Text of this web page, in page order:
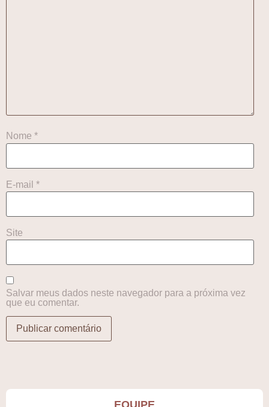
Nome *
E-mail *
Site
Salvar meus dados neste navegador para a próxima vez
que eu comentar.
EQUIPE